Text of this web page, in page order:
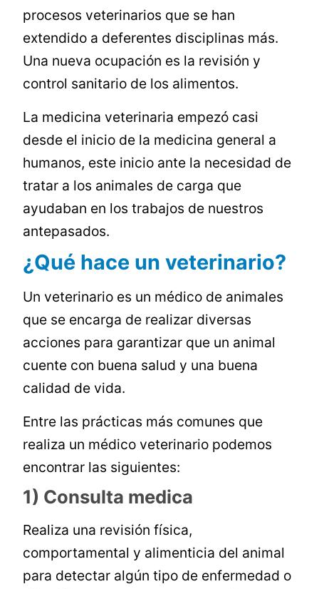
procesos veterinarios que se han
extendido a deferentes disciplinas más.
Una nueva ocupación es la revisión y
control sanitario de los alimentos.
La medicina veterinaria empezó casi
desde el inicio de la medicina general a
humanos, este inicio ante la necesidad de
tratar a los animales de carga que
ayudaban en los trabajos de nuestros
antepasados.
¿Qué hace un veterinario?
Un veterinario es un médico de animales
que se encarga de realizar diversas
acciones para garantizar que un animal
cuente con buena salud y una buena
calidad de vida.
Entre las prácticas más comunes que
realiza un médico veterinario podemos
encontrar las siguientes:
1) Consulta medica
Realiza una revisión física,
comportamental y alimenticia del animal
para detectar algún tipo de enfermedad o